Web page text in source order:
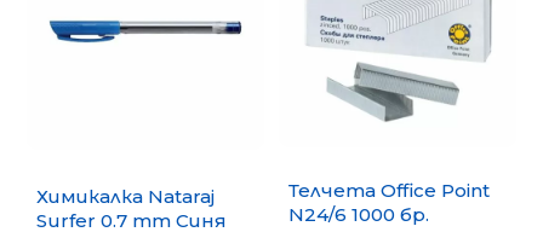
Химикалка Nataraj
Surfer 0.7 mm Синя
Телчета Office Point
N24/6 1000 бр.